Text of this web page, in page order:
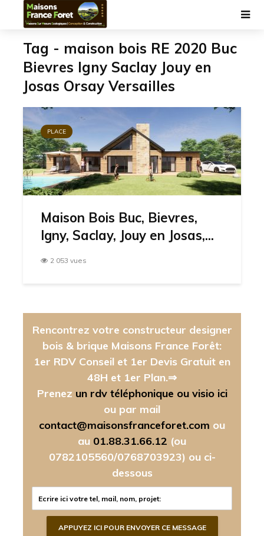
Tag - maison bois RE 2020 Buc
Bievres Igny Saclay Jouy en
Josas Orsay Versailles
PLACE
Maison Bois Buc, Bievres,
Igny, Saclay, Jouy en Josas,...
2 053 vues
Rencontrez votre constructeur designer
bois & brique Maisons France Forêt:
1er RDV Conseil et 1er Devis Gratuit en
48H et 1er Plan.⇒
Prenez un rdv téléphonique ou visio ici
ou par mail
contact@maisonsfranceforet.com ou
au 01.88.31.66.12 (ou
0782105560/0768703923) ou ci-
dessous